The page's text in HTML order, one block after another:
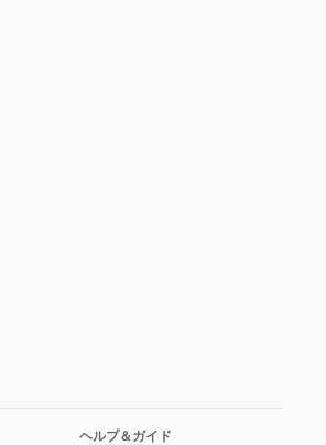
ヘルプ＆ガイド